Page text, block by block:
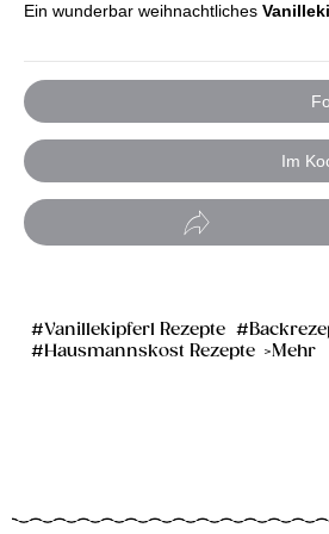
Ein wunderbar weihnachtliches
Im
Vanillekipferl Rezepte
Hausmannskost Rezepte
Mehr